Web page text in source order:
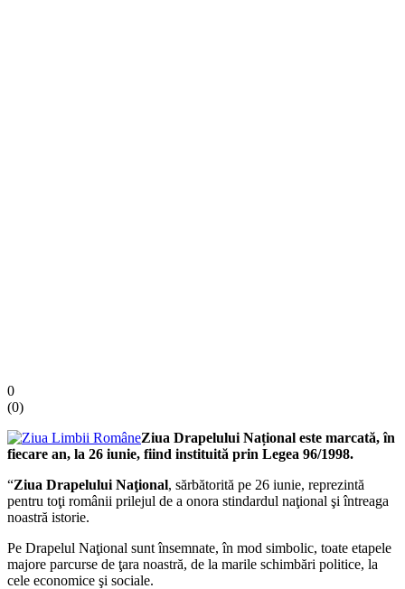
0
(0)
Ziua Drapelului Național este marcată, în
fiecare an, la 26 iunie, fiind instituită prin Legea 96/1998.
“Ziua Drapelului Naţional, sărbătorită pe 26 iunie, reprezintă
pentru toţi românii prilejul de a onora stindardul naţional şi întreaga
noastră istorie.
Pe Drapelul Naţional sunt însemnate, în mod simbolic, toate etapele
majore parcurse de ţara noastră, de la marile schimbări politice, la
cele economice şi sociale.